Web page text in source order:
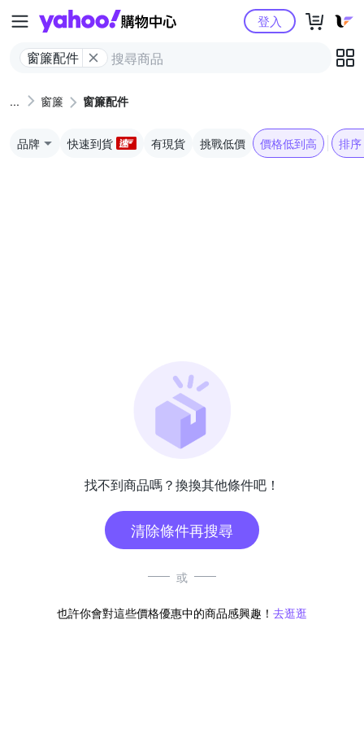
Yahoo購物中心
窗簾配件
登入
窗簾 窗簾配件
品牌 快速到貨 有現貨 挑戰低價 價格低到高 排序
找不到商品嗎？換換其他條件吧！
清除條件再搜尋
或
也許你會對這些價格優惠中的商品感興趣！ 去逛逛